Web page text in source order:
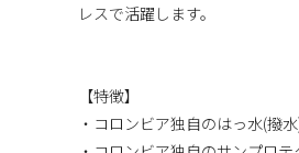
レスで活躍します。
【特徴】
・コロンビア独自のはっ水(撥